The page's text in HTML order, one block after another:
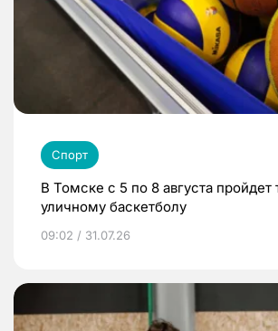
Спорт
В Томске с 5 по 8 августа пройдет
уличному баскетболу
09:02 / 31.07.26